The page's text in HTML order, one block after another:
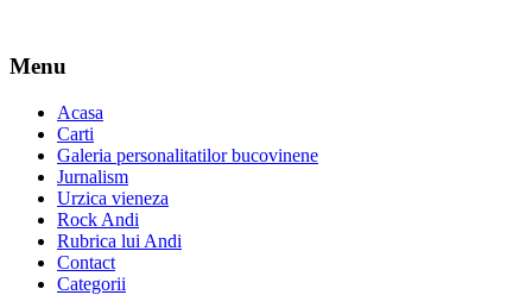
Menu
Acasa
Carti
Galeria personalitatilor bucovinene
Jurnalism
Urzica vieneza
Rock Andi
Rubrica lui Andi
Contact
Categorii